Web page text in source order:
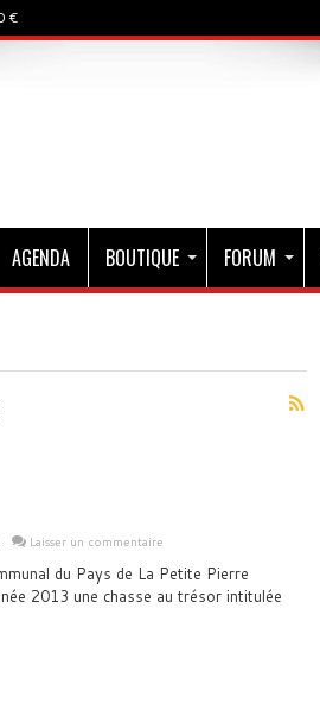
€
AGENDA BOUTIQUE FORUM
Laisser un commentaire
du Pays de La Petite Pierre
2013 une chasse au trésor intitulée